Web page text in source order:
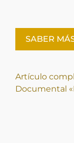
SABER
Artículo
Documental